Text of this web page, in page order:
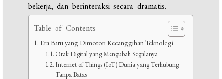
bekerja, dan berinteraksi secara dramatis.
Table of Contents
Era Baru yang Dimotori Kecanggihan Teknologi
Otak Digital yang Mengubah Segalanya
Internet of Things (IoT) Dunia yang Terhubung
Tanpa Batas